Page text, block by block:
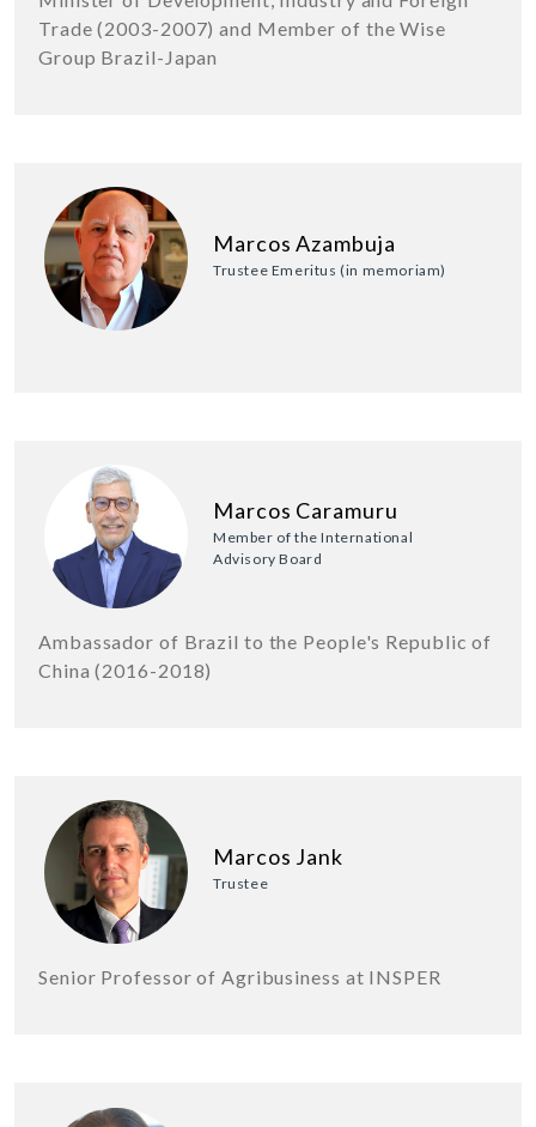
Trade (2003-2007) and Member of the Wise
Group Brazil-Japan
Marcos Azambuja
Trustee Emeritus (in memoriam)
Marcos Caramuru
Member of the International
Advisory Board
Ambassador of Brazil to the People's Republic of
China (2016-2018)
Marcos Jank
Trustee
Senior Professor of Agribusiness at INSPER